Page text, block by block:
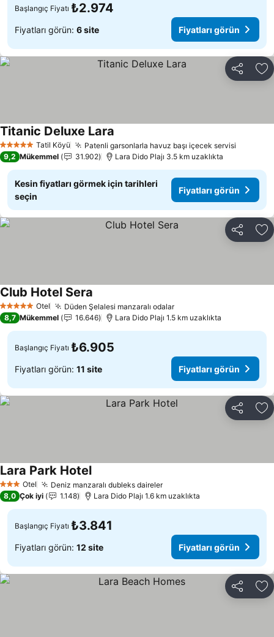
Başlangıç Fiyatı ₺2.974
Fiyatları görün: 6 site Fiyatları görün
Paylaş
5 Yıldız Tatil Köyü Patenli garsonlarla havuz başı içecek servisi
Titanic Deluxe Lara
9,2 Mükemmel 31.902 Lara Dido Plajı 3.5 km uzaklıkta
Kesin fiyatları görmek için tarihleri
seçin
Fiyatları görün
Paylaş
5 Yıldız Otel Düden Şelalesi manzaralı odalar
Club Hotel Sera
8,7 Mükemmel 16.646 Lara Dido Plajı 1.5 km uzaklıkta
Başlangıç Fiyatı ₺6.905
Fiyatları görün: 11 site Fiyatları görün
Paylaş
3 YıldızOtel Deniz manzaralı dubleks daireler
Lara Park Hotel
8,0 Çok iyi 1.148 Lara Dido Plajı 1.6 km uzaklıkta
Başlangıç Fiyatı ₺3.841
Fiyatları görün: 12 site Fiyatları görün
Paylaş